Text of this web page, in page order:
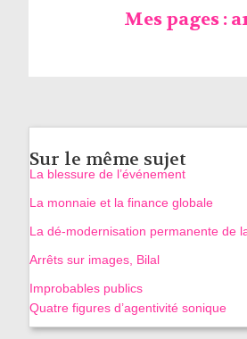
Mes pages :
Sur le même sujet
La blessure de l’événement
La monnaie et la finance globale
La dé-modernisation permanente de
Arrêts sur images, Bilal
Improbables publics
Quatre figures d’agentivité sonique